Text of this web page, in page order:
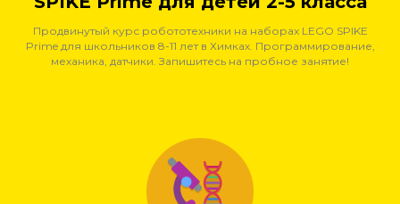
Продвинутый курс робототехники на наборах LEGO SPIKE
Prime для школьников 8-11 лет в Химках. Программирование,
механика, датчики. Запишитесь на пробное занятие!